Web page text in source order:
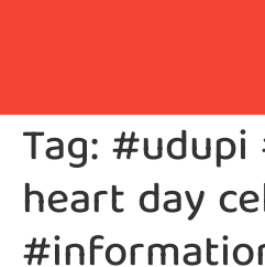
Tag:
heart day